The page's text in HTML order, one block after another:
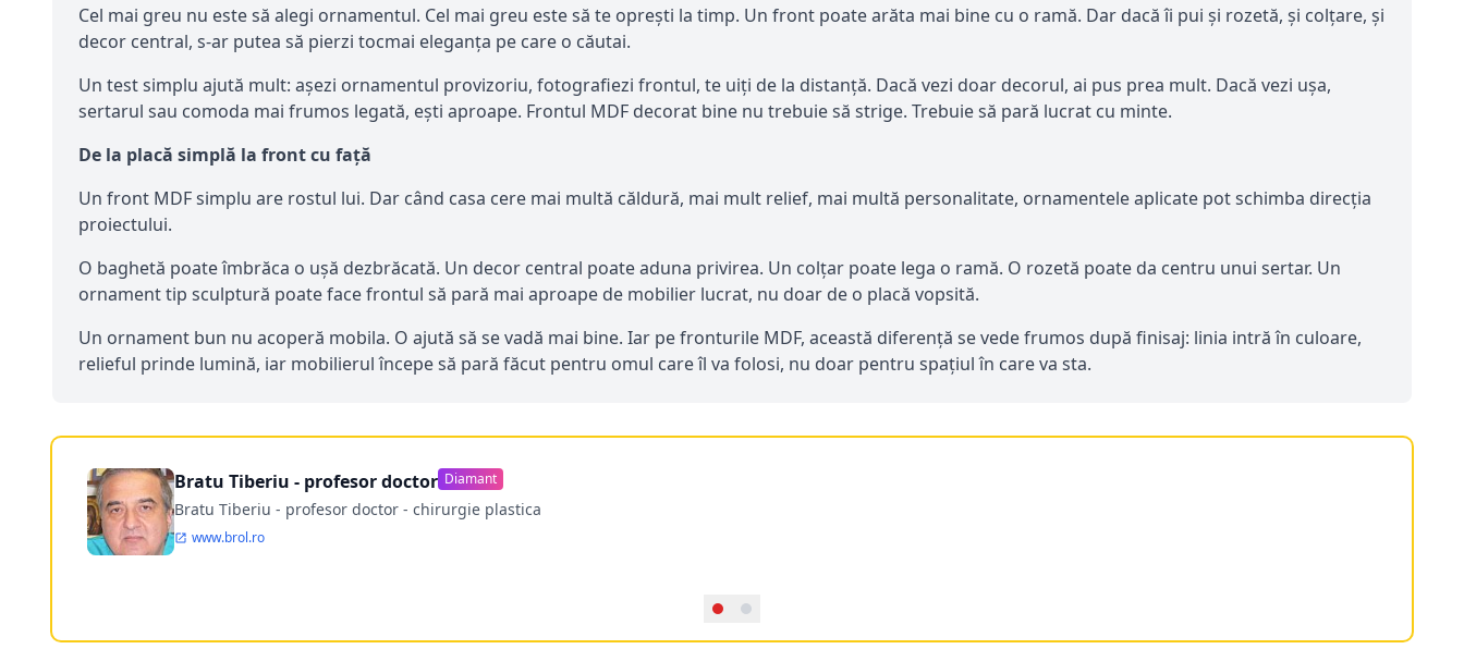
Cel mai greu nu este să alegi ornamentul. Cel mai greu este să te oprești la timp. Un front poate arăta mai bine cu o ramă. Dar dacă îi pui și rozetă, și colțare, și
decor central, s-ar putea să pierzi tocmai eleganța pe care o căutai.
Un test simplu ajută mult: așezi ornamentul provizoriu, fotografiezi frontul, te uiți de la distanță. Dacă vezi doar decorul, ai pus prea mult. Dacă vezi ușa,
sertarul sau comoda mai frumos legată, ești aproape. Frontul MDF decorat bine nu trebuie să strige. Trebuie să pară lucrat cu minte.
De la placă simplă la front cu față
Un front MDF simplu are rostul lui. Dar când casa cere mai multă căldură, mai mult relief, mai multă personalitate, ornamentele aplicate pot schimba direcția
proiectului.
O baghetă poate îmbrăca o ușă dezbrăcată. Un decor central poate aduna privirea. Un colțar poate lega o ramă. O rozetă poate da centru unui sertar. Un
ornament tip sculptură poate face frontul să pară mai aproape de mobilier lucrat, nu doar de o placă vopsită.
Un ornament bun nu acoperă mobila. O ajută să se vadă mai bine. Iar pe fronturile MDF, această diferență se vede frumos după finisaj: linia intră în culoare,
relieful prinde lumină, iar mobilierul începe să pară făcut pentru omul care îl va folosi, nu doar pentru spațiul în care va sta.
Bratu Tiberiu - profesor doctor Diamant
Bratu Tiberiu - profesor doctor - chirurgie plastica
www.brol.ro